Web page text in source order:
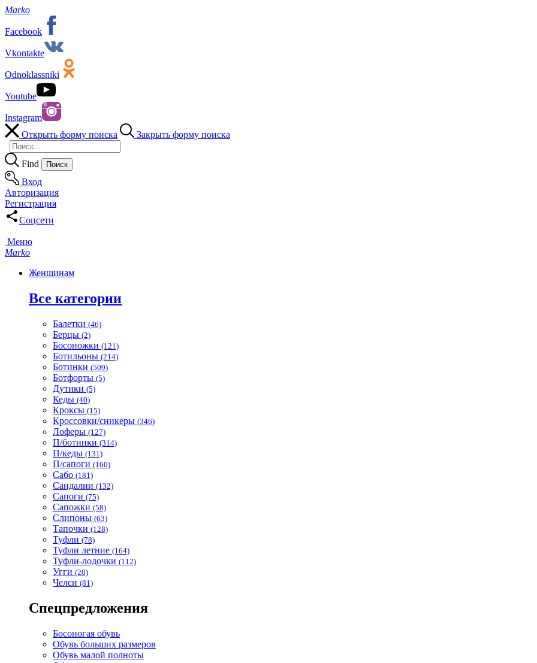
Marko
Facebook
Vkontakte
Odnoklassniki
Youtube
Instagram
Открыть форму поиска
Закрыть форму поиска
Find
Вход
Авторизация
Регистрация
Соцсети
Меню
Marko
Женщинам
Все категории
Балетки (46)
Берцы (2)
Босоножки (121)
Ботильоны (214)
Ботинки (509)
Ботфорты (5)
Дутики (5)
Кеды (40)
Кроксы (15)
Кроссовки/сникеры (346)
Лоферы (127)
П/ботинки (314)
П/кеды (131)
П/сапоги (160)
Сабо (181)
Сандалии (132)
Сапоги (75)
Сапожки (58)
Слипоны (63)
Тапочки (128)
Туфли (78)
Туфли летние (164)
Туфли-лодочки (112)
Угги (20)
Челси (81)
Спецпредложения
Босоногая обувь
Обувь больших размеров
Обувь малой полноты